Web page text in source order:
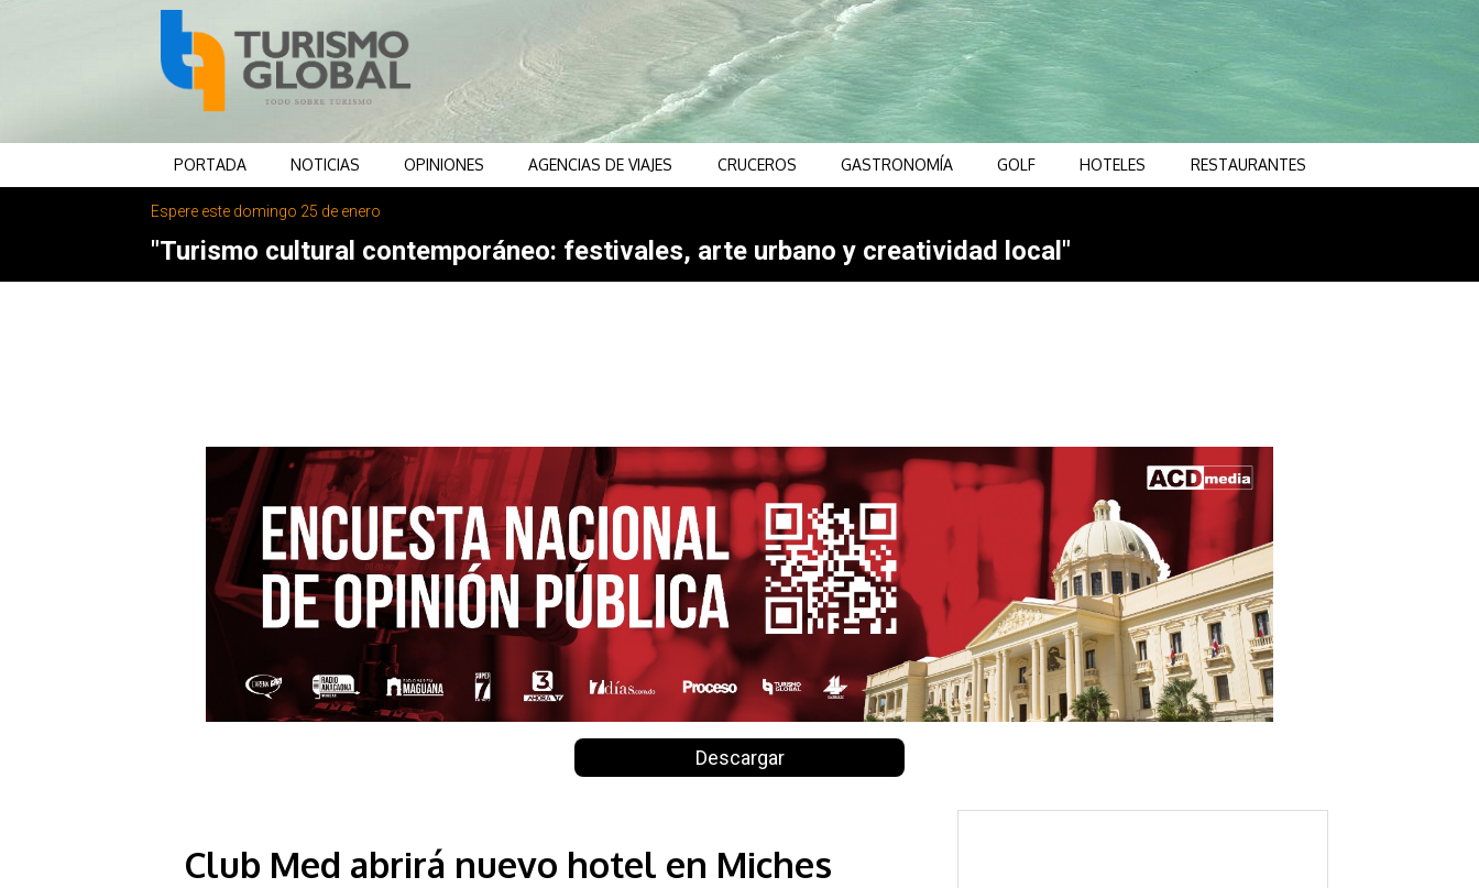
PORTADA NOTICIAS OPINIONES AGENCIAS DE VIAJES CRUCEROS GASTRONOMÍA GOLF HOTELES RESTAURANTES
Espere este domingo 25 de enero
"Turismo cultural contemporáneo: festivales, arte urbano y creatividad local"
Descargar
Club Med abrirá nuevo hotel en Miches